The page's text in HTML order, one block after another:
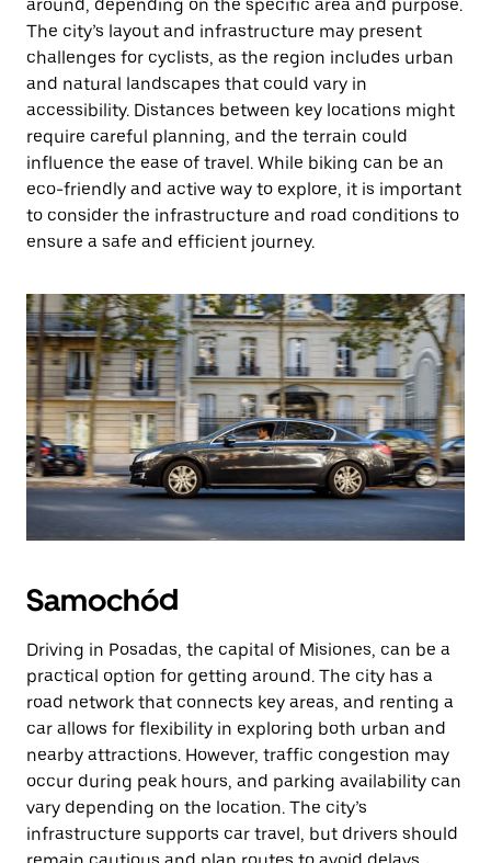
around, depending on the specific area and purpose.
The city’s layout and infrastructure may present
challenges for cyclists, as the region includes urban
and natural landscapes that could vary in
accessibility. Distances between key locations might
require careful planning, and the terrain could
influence the ease of travel. While biking can be an
eco-friendly and active way to explore, it is important
to consider the infrastructure and road conditions to
ensure a safe and efficient journey.
Samochód
Driving in Posadas, the capital of Misiones, can be a
practical option for getting around. The city has a
road network that connects key areas, and renting a
car allows for flexibility in exploring both urban and
nearby attractions. However, traffic congestion may
occur during peak hours, and parking availability can
vary depending on the location. The city’s
infrastructure supports car travel, but drivers should